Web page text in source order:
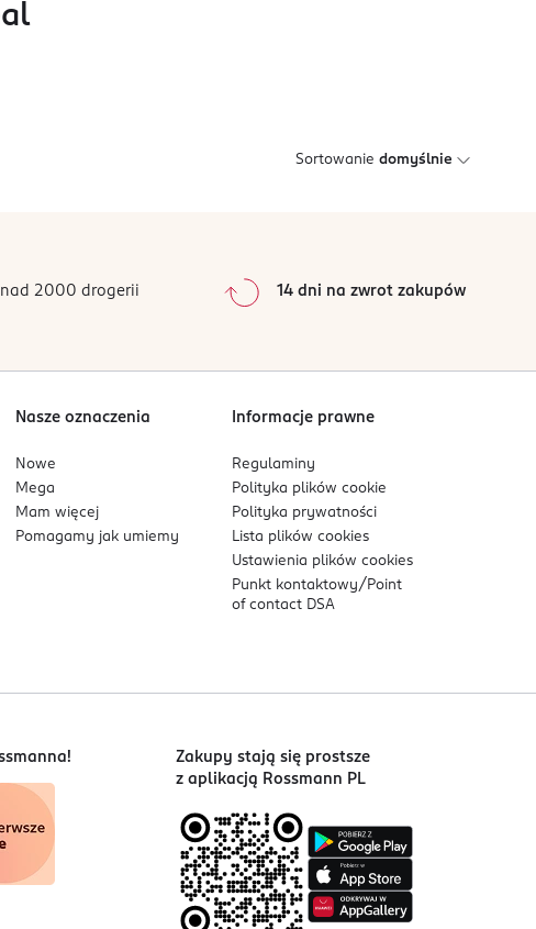
Sortowanie domyślnie
2000 drogerii 14 dni na zwrot zakupów
Nasze oznaczenia
Nowe
Mega
Mam więcej
Pomagamy jak umiemy
Informacje prawne
Regulaminy
Polityka plikówcookie
Polityka prywatności
Lista plikówcookies
Ustawienia plikówcookies
Punkt kontaktowy/ Point
of contact DSA
Zakupy stają się prostsze
z aplikacją Rossmann PL